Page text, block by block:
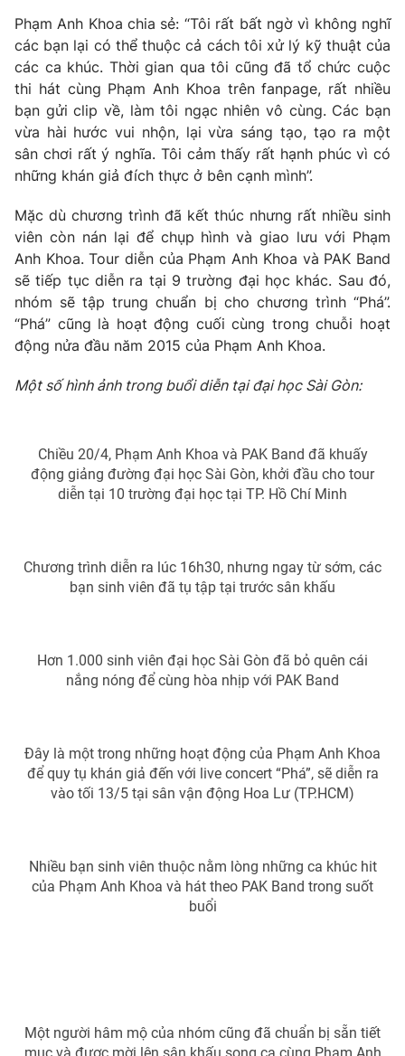
Chất lượng cuộc sống
Học trực tuyến
Công nghệ
Hitech Công nghệ tương lai
Sản phẩm
Thị trường
Tư vấn
Giao lưu trực tuyến
Lịch phát sóng
Chuyên mục khác
Emagazine Podcast
Photo Infographic
Video Shorts video
VTV Money VTV Thể thao
Thị trường 24h Tấm lòng Việt
VTV8
Cơ quan chủ quản: Đài Truyền hình Việt Nam
Thời báo VTV
Tổng đài VTV:024.38 355 931 - 024.38 355 932
Phạm Anh Khoa chia sẻ: “Tôi rất bất ngờ vì không nghĩ
các bạn lại có thể thuộc cả cách tôi xử lý kỹ thuật của
các ca khúc. Thời gian qua tôi cũng đã tổ chức cuộc
thi hát cùng Phạm Anh Khoa trên fanpage, rất nhiều
bạn gửi clip về, làm tôi ngạc nhiên vô cùng. Các bạn
vừa hài hước vui nhộn, lại vừa sáng tạo, tạo ra một
sân chơi rất ý nghĩa. Tôi cảm thấy rất hạnh phúc vì có
những khán giả đích thực ở bên cạnh mình”.
Mặc dù chương trình đã kết thúc nhưng rất nhiều sinh
viên còn nán lại để chụp hình và giao lưu với Phạm
Anh Khoa. Tour diễn của Phạm Anh Khoa và PAK Band
sẽ tiếp tục diễn ra tại 9 trường đại học khác. Sau đó,
nhóm sẽ tập trung chuẩn bị cho chương trình “Phá”.
“Phá” cũng là hoạt động cuối cùng trong chuỗi hoạt
động nửa đầu năm 2015 của Phạm Anh Khoa.
Một số hình ảnh trong buổi diễn tại đại học Sài Gòn:
Chiều 20/4, Phạm Anh Khoa và PAK Band đã khuấy
động giảng đường đại học Sài Gòn, khởi đầu cho tour
diễn tại 10 trường đại học tại TP. Hồ Chí Minh
Chương trình diễn ra lúc 16h30, nhưng ngay từ sớm, các
bạn sinh viên đã tụ tập tại trước sân khấu
Hơn 1.000 sinh viên đại học Sài Gòn đã bỏ quên cái
nắng nóng để cùng hòa nhịp với PAK Band
Đây là một trong những hoạt động của Phạm Anh Khoa
để quy tụ khán giả đến với live concert “Phá”, sẽ diễn ra
vào tối 13/5 tại sân vận động Hoa Lư (TP.HCM)
Nhiều bạn sinh viên thuộc nằm lòng những ca khúc hit
của Phạm Anh Khoa và hát theo PAK Band trong suốt
buổi
Một người hâm mộ của nhóm cũng đã chuẩn bị sẵn tiết